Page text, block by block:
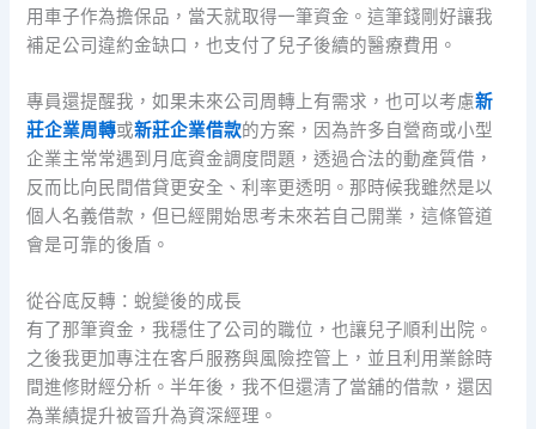
用車子作為擔保品，當天就取得一筆資金。這筆錢剛好讓我
補足公司違約金缺口，也支付了兒子後續的醫療費用。
專員還提醒我，如果未來公司周轉上有需求，也可以考慮新
莊企業周轉或新莊企業借款的方案，因為許多自營商或小型
企業主常常遇到月底資金調度問題，透過合法的動產質借，
反而比向民間借貸更安全、利率更透明。那時候我雖然是以
個人名義借款，但已經開始思考未來若自己開業，這條管道
會是可靠的後盾。
從谷底反轉：蛻變後的成長
有了那筆資金，我穩住了公司的職位，也讓兒子順利出院。
之後我更加專注在客戶服務與風險控管上，並且利用業餘時
間進修財經分析。半年後，我不但還清了當舖的借款，還因
為業績提升被晉升為資深經理。